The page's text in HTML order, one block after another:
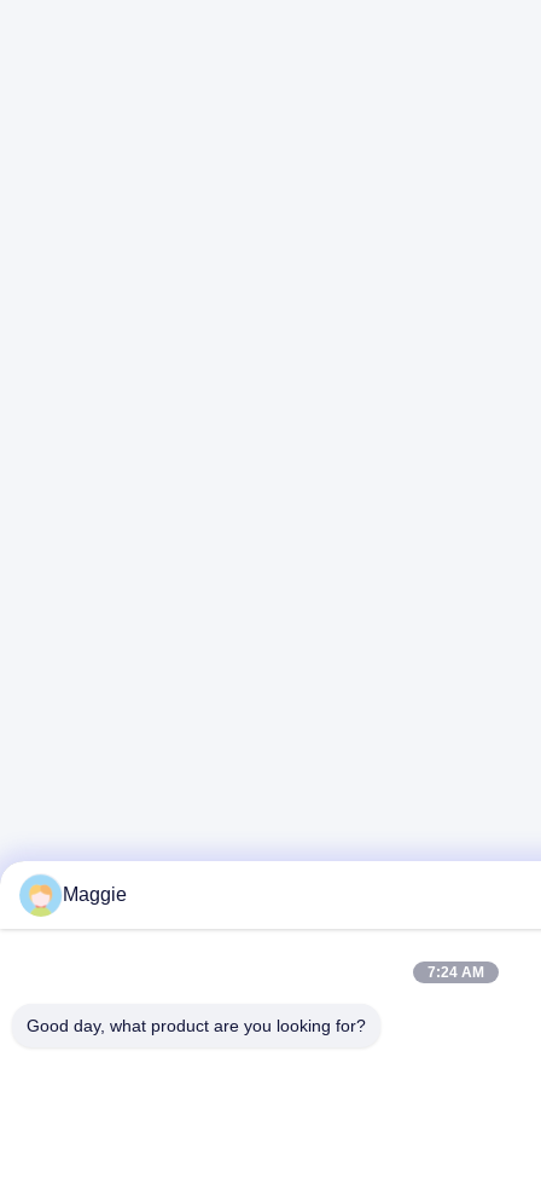
Maggie
7:24 AM
Good day, what product are you looking for?